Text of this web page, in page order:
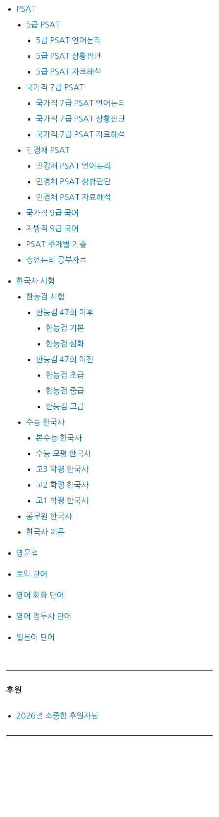
PSAT
5급 PSAT
5급 PSAT 언어논리
5급 PSAT 상황판단
5급 PSAT 자료해석
국가직 7급 PSAT
국가직 7급 PSAT 언어논리
국가직 7급 PSAT 상황판단
국가직 7급 PSAT 자료해석
민경채 PSAT
민경채 PSAT 언어논리
민경채 PSAT 상황판단
민경채 PSAT 자료해석
국가직 9급 국어
지방직 9급 국어
PSAT 주제별 기출
정언논리 공부자료
한국사 시험
한능검 시험
한능검 47회 이후
한능검 기본
한능검 심화
한능검 47회 이전
한능검 초급
한능검 중급
한능검 고급
수능 한국사
본수능 한국사
수능 모평 한국사
고3 학평 한국사
고2 학평 한국사
고1 학평 한국사
공무원 한국사
한국사 이론
영문법
토익 단어
영어 회화 단어
영어 접두사 단어
일본어 단어
후원
2026년 소중한 후원자님